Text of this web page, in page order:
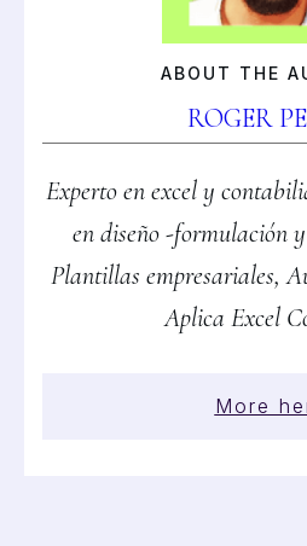
ABOUT THE
ROGER
Experto en excel y
en diseño -formulación
Plantillas empresariales,
Aplica Excel
More